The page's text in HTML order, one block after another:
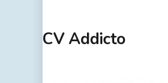
CV Addicto